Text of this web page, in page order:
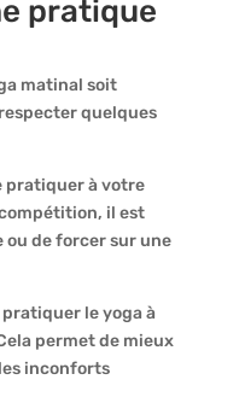
pratique
matinal soit
quelques
pratiquer à votre
il est
de forcer sur une
le yoga à
permet de mieux
inconforts